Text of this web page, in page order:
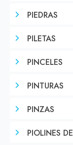
PIEDRAS
PILETAS
PINCELES
PINTURAS
PINZAS
PIOLINES